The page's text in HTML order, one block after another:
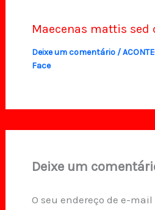
Maecenas mattis sed
Deixe um comentário /
Face
Deixe um
O seu endereço de e-mail